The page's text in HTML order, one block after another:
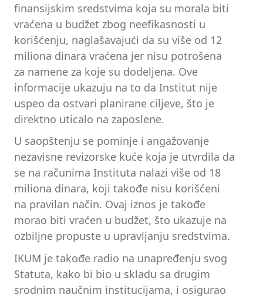
finansijskim sredstvima koja su morala biti
vraćena u budžet zbog neefikasnosti u
korišćenju, naglašavajući da su više od 12
miliona dinara vraćena jer nisu potrošena
za namene za koje su dodeljena. Ove
informacije ukazuju na to da Institut nije
uspeo da ostvari planirane ciljeve, što je
direktno uticalo na zaposlene.
U saopštenju se pominje i angažovanje
nezavisne revizorske kuće koja je utvrdila da
se na računima Instituta nalazi više od 18
miliona dinara, koji takođe nisu korišćeni
na pravilan način. Ovaj iznos je takođe
morao biti vraćen u budžet, što ukazuje na
ozbiljne propuste u upravljanju sredstvima.
IKUM je takođe radio na unapređenju svog
Statuta, kako bi bio u skladu sa drugim
srodnim naučnim institucijama, i osigurao